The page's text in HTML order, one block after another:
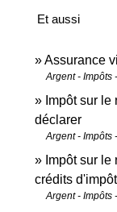
Et aussi
Assurance
Argent - Impôts
Impôt sur
déclarer
Argent - Impôts
Impôt sur
crédits d'impôt
Argent - Impôts